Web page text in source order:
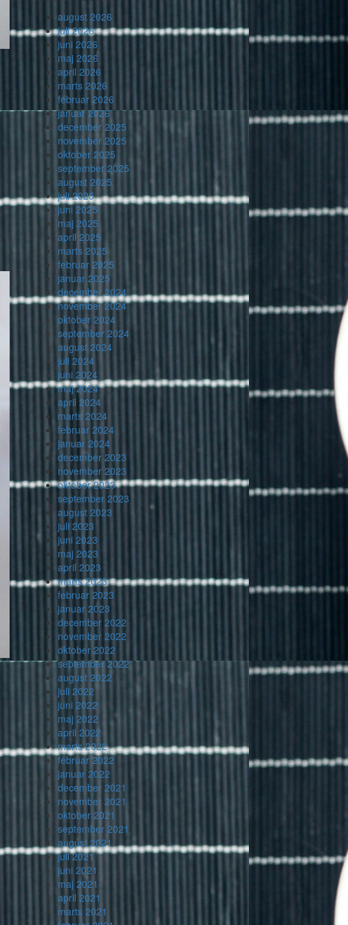
august 2026
juli 2026
juni 2026
maj 2026
april 2026
marts 2026
februar 2026
januar 2026
december 2025
november 2025
oktober 2025
september 2025
august 2025
juli 2025
juni 2025
maj 2025
april 2025
marts 2025
februar 2025
januar 2025
december 2024
november 2024
oktober 2024
september 2024
august 2024
juli 2024
juni 2024
maj 2024
april 2024
marts 2024
februar 2024
januar 2024
december 2023
november 2023
oktober 2023
september 2023
august 2023
juli 2023
juni 2023
maj 2023
april 2023
marts 2023
februar 2023
januar 2023
december 2022
november 2022
oktober 2022
september 2022
august 2022
juli 2022
juni 2022
maj 2022
april 2022
marts 2022
februar 2022
januar 2022
december 2021
november 2021
oktober 2021
september 2021
august 2021
juli 2021
juni 2021
maj 2021
april 2021
marts 2021